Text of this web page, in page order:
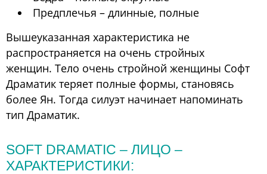
Предплечья – длинные, полные
Вышеуказанная характеристика не
распространяется на очень стройных
женщин. Тело очень стройной женщины Софт
Драматик теряет полные формы, становясь
более Ян. Тогда силуэт начинает напоминать
тип Драматик.
SOFT DRAMATIC – ЛИЦО –
ХАРАКТЕРИСТИКИ: